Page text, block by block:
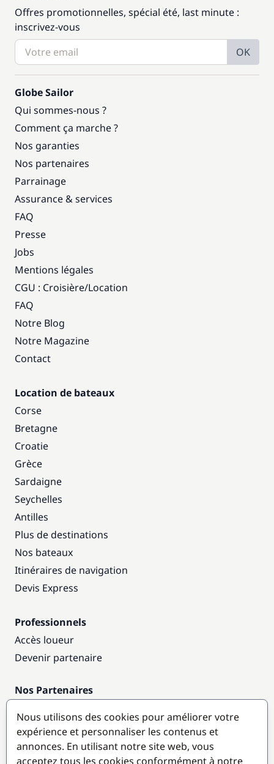
Offres promotionnelles, spécial été, last minute :
inscrivez-vous
OK
Globe Sailor
Qui sommes-nous ?
Comment ça marche ?
Nos garanties
Nos partenaires
Parrainage
Assurance & services
FAQ
Presse
Jobs
Mentions légales
CGU : Croisière/Location
FAQ
Notre Blog
Notre Magazine
Contact
Location de bateaux
Corse
Bretagne
Croatie
Grèce
Sardaigne
Seychelles
Antilles
Plus de destinations
Nos bateaux
Itinéraires de navigation
Devis Express
Professionnels
Accès loueur
Devenir partenaire
Nos Partenaires
Destinations populaires
Nous utilisons des cookies pour améliorer votre
expérience et personnaliser les contenus et
annonces. En utilisant notre site web, vous
acceptez tous les cookies conformément à notre